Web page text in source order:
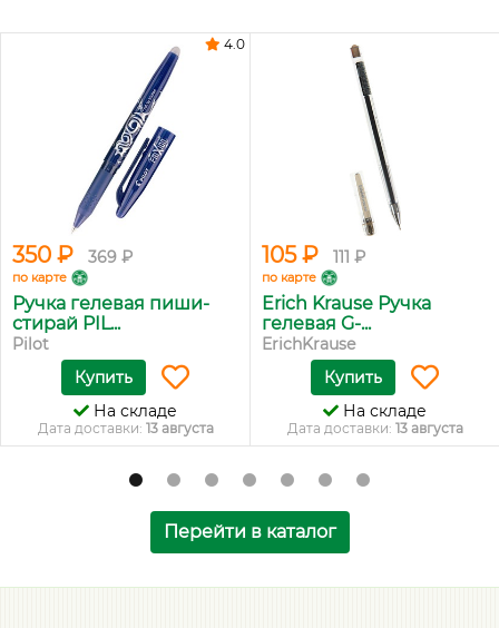
350 ₽ 369 ₽
по карте
Ручка гелевая пиши-
стирай PIL...
Pilot
4.0
Купить
На складе
Дата доставки: 13 августа
105 ₽ 111 ₽
по карте
Erich Krause Ручка
гелевая G-...
ErichKrause
Купить
На складе
Дата доставки: 13 августа
Перейти в каталог